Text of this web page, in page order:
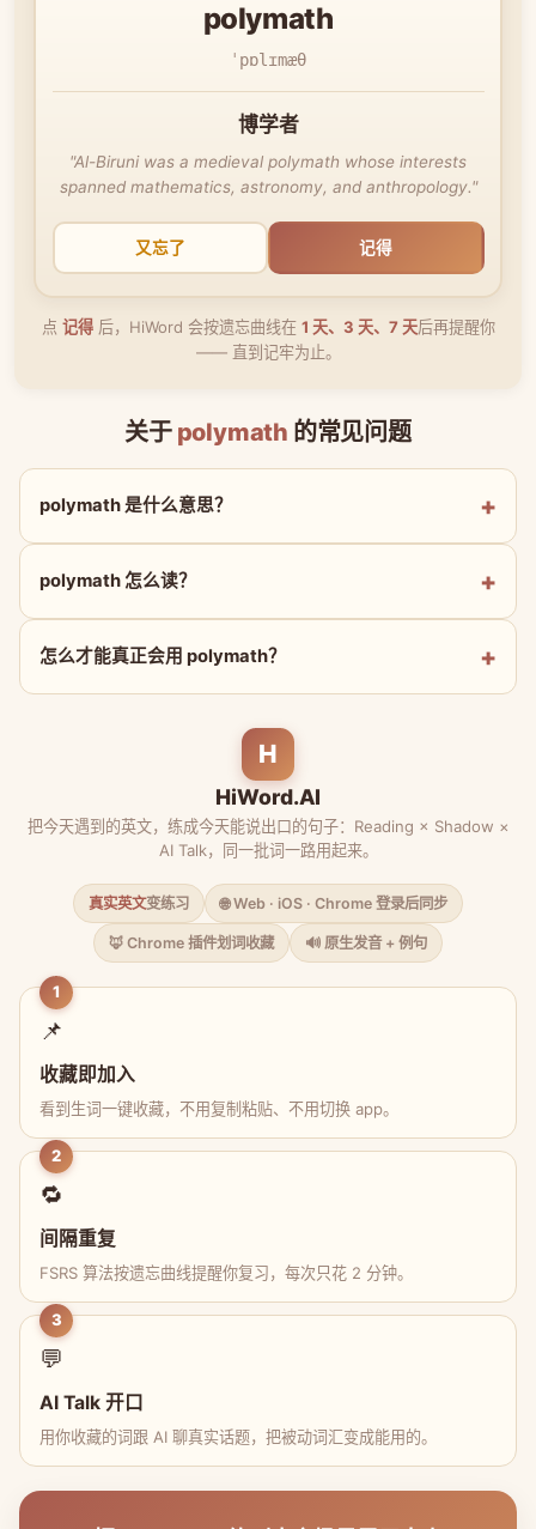
polymath
ˈpɒlɪmæθ
博学者
"Al-Biruni was a medieval polymath whose interests
spanned mathematics, astronomy, and anthropology."
又忘了 记得
点 记得后，HiWord 会按遗忘曲线在 1 天、3 天、7 天后再提醒你
—— 直到记牢为止。
关于 polymath 的常见问题
polymath 是什么意思？
polymath 怎么读？
怎么才能真正会用 polymath？
H
HiWord.AI
把今天遇到的英文，练成今天能说出口的句子：Reading × Shadow ×
AI Talk，同一批词一路用起来。
真实英文变练习 🌐 Web · iOS · Chrome 登录后同步
🦊 Chrome 插件划词收藏 🔊 原生发音 + 例句
1
📌
收藏即加入
看到生词一键收藏，不用复制粘贴、不用切换 app。
2
🔁
间隔重复
FSRS 算法按遗忘曲线提醒你复习，每次只花 2 分钟。
3
💬
AI Talk 开口
用你收藏的词跟 AI 聊真实话题，把被动词汇变成能用的。